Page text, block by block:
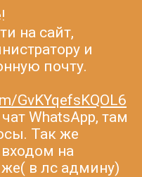
на сайт,
и
почту.
GvKYqefsKQOL6
WhatsApp, там
Так же
на
же( в лс админу)